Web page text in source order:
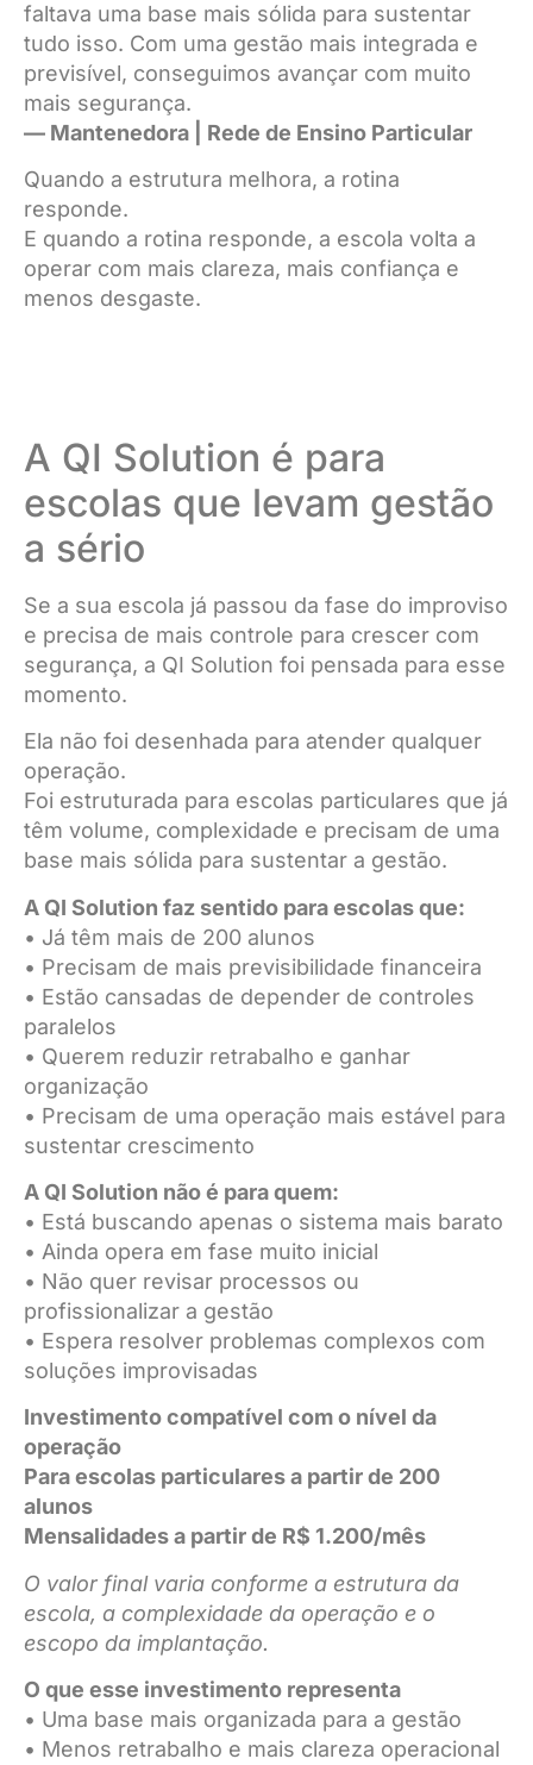
faltava uma base mais sólida para sustentar
tudo isso. Com uma gestão mais integrada e
previsível, conseguimos avançar com muito
mais segurança.
— Mantenedora | Rede de Ensino Particular
Quando a estrutura melhora, a rotina
responde.
E quando a rotina responde, a escola volta a
operar com mais clareza, mais confiança e
menos desgaste.
A QI Solution é para
escolas que levam gestão
a sério
Se a sua escola já passou da fase do improviso
e precisa de mais controle para crescer com
segurança, a QI Solution foi pensada para esse
momento.
Ela não foi desenhada para atender qualquer
operação.
Foi estruturada para escolas particulares que já
têm volume, complexidade e precisam de uma
base mais sólida para sustentar a gestão.
A QI Solution faz sentido para escolas que:
• Já têm mais de 200 alunos
• Precisam de mais previsibilidade financeira
• Estão cansadas de depender de controles
paralelos
• Querem reduzir retrabalho e ganhar
organização
• Precisam de uma operação mais estável para
sustentar crescimento
A QI Solution não é para quem:
• Está buscando apenas o sistema mais barato
• Ainda opera em fase muito inicial
• Não quer revisar processos ou
profissionalizar a gestão
• Espera resolver problemas complexos com
soluções improvisadas
Investimento compatível com o nível da
operação
Para escolas particulares a partir de 200
alunos
Mensalidades a partir de R$ 1.200/mês
O valor final varia conforme a estrutura da
escola, a complexidade da operação e o
escopo da implantação.
O que esse investimento representa
• Uma base mais organizada para a gestão
• Menos retrabalho e mais clareza operacional